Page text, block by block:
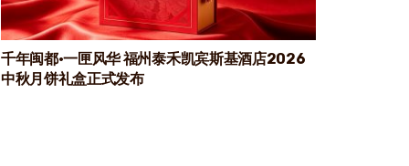
千年闽都·一匣风华 福州泰禾凯宾斯基酒店2026
中秋月饼礼盒正式发布